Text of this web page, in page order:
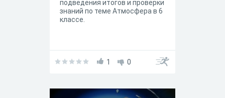
подведения итогов и проверки
знаний по теме Атмосфера в 6
классе.
1 0